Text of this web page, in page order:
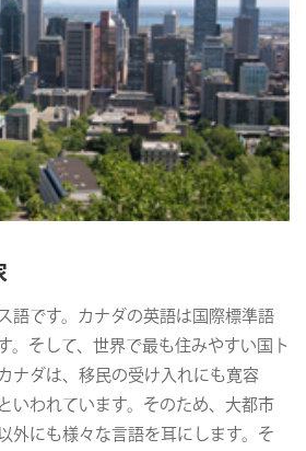
語です。カナダの英語は国際標準語
。そして、世界で最も住みやすい国ト
ナダは、移民の受け入れにも寛容
いわれています。そのため、大都市
外にも様々な言語を耳にします。そ